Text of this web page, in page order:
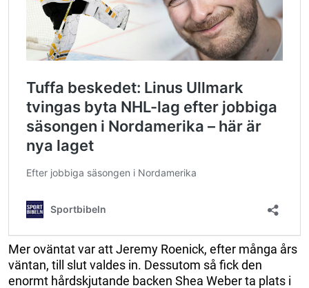
Mer oväntat var att Jeremy Roenick, efter många års
väntan, till slut valdes in. Dessutom så fick den
enormt hårdskjutande backen Shea Weber ta plats i